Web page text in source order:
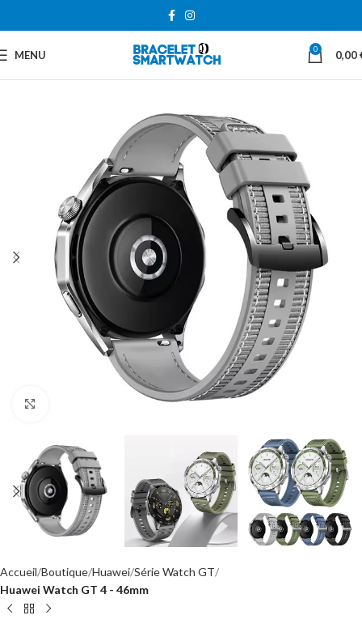
MENU 0 0,00
Accueil Boutique Huawei Série Watch GT
Huawei Watch GT 4 - 46mm